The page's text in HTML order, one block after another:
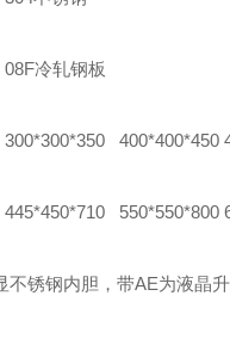
08F冷轧钢板
300*300*350 400*400*450
445*450*710 550*550*800
不锈钢内胆，带AE为液晶